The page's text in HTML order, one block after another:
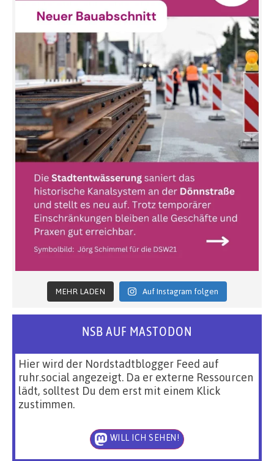
MEHR LADEN Auf Instagram folgen
NSB AUF MASTODON
Hier wird der Nordstadtblogger Feed auf
ruhr.social angezeigt. Da er externe Ressourcen
lädt, solltest Du dem erst mit einem Klick
zustimmen.
WILL ICH SEHEN!